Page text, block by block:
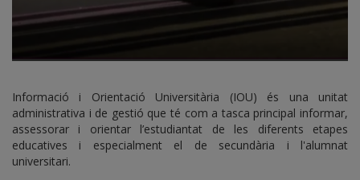
Informació i Orientació Universitària (IOU) és una unitat
administrativa i de gestió que té com a tasca principal informar,
assessorar i orientar l’estudiantat de les diferents etapes
educatives i especialment el de secundària i l'alumnat
universitari.